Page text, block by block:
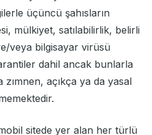
üçüncü şahısların
mülkiyet, satılabilirlik, belirli
veya bilgisayar virüsü
dahil ancak bunlarla
zımnen, açıkça ya da yasal
sitede yer alan her türlü